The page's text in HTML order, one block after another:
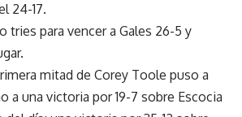
24-17.
tries para vencer a Gales 26-5 y
mitad de Corey Toole puso a
a una victoria por 19-7 sobre Escocia